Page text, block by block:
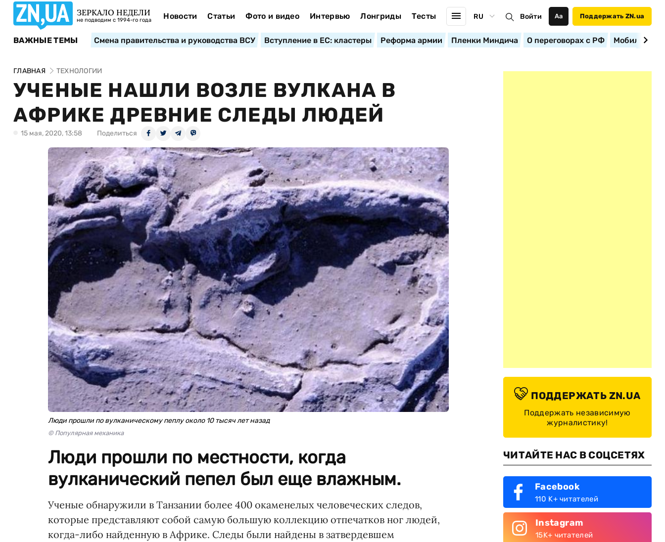
ЗЕРКАЛО НЕДЕЛИ
не подводим с 1994-го года Новости Статьи Фото и видео Интервью Лонгриды Тесты RU Войти Аа Поддержать ZN.ua
ВАЖНЫЕ ТЕМЫ Смена правительства и руководства ВСУ Вступление в ЕС: кластеры Реформа армии Пленки Миндича О переговорах с РФ
ГЛАВНАЯ ТЕХНОЛОГИИ
УЧЕНЫЕ НАШЛИ ВОЗЛЕ ВУЛКАНА В
АФРИКЕ ДРЕВНИЕ СЛЕДЫ ЛЮДЕЙ
15 мая, 2020, 13:58 Поделиться
Люди прошли по вулканическому пеплу около 10 тысяч лет назад
© Популярная механика
Люди прошли по местности, когда
вулканический пепел был еще влажным.
Ученые обнаружили в Танзании более 400 окаменелых человеческих следов,
которые представляют собой самую большую коллекцию отпечатков ног людей,
когда-либо найденную в Африке. Следы были найдены в затвердевшем
ПОДДЕРЖАТЬ ZN.UA
Поддержать независимую
журналистику!
ЧИТАЙТЕ НАС В СОЦСЕТЯХ
Facebook
110 K+ читателей
Instagram
15K+ читателей